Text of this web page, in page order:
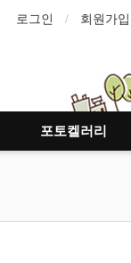
로그인 회원가입
포토켈러리